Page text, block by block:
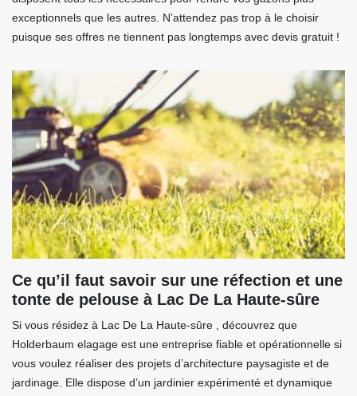
exceptionnels que les autres. N’attendez pas trop à le choisir
puisque ses offres ne tiennent pas longtemps avec devis gratuit !
Ce qu’il faut savoir sur une réfection et une
tonte de pelouse à Lac De La Haute-sûre
Si vous résidez à Lac De La Haute-sûre , découvrez que
Holderbaum elagage est une entreprise fiable et opérationnelle si
vous voulez réaliser des projets d’architecture paysagiste et de
jardinage. Elle dispose d’un jardinier expérimenté et dynamique